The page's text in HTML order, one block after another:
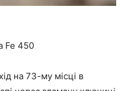
Fe 450
на 73-му місці в